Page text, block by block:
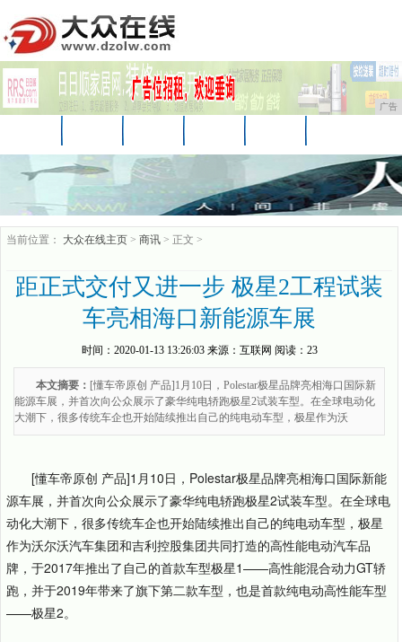
广告
企业 游戏
当前位置： 大众在线主页 > 商讯 > 正文 >
距正式交付又进一步 极星2工程试装
车亮相海口新能源车展
时间： 2020-01-13 13:26:03来源： 互联网 阅读：23
本文摘要： [懂车帝原创 产品]1月10日，Polestar极星品牌亮相海口国际新
能源车展，并首次向公众展示了豪华纯电轿跑极星2试装车型。在全球电动化
大潮下，很多传统车企也开始陆续推出自己的纯电动车型，极星作为沃
[懂车帝原创 产品]1月10日，Polestar极星品牌亮相海口国际新能
源车展，并首次向公众展示了豪华纯电轿跑极星2试装车型。在全球电
动化大潮下，很多传统车企也开始陆续推出自己的纯电动车型，极星
作为沃尔沃汽车集团和吉利控股集团共同打造的高性能电动汽车品
牌，于2017年推出了自己的首款车型极星1——高性能混合动力GT轿
跑，并于2019年带来了旗下第二款车型，也是首款纯电动高性能车型
——极星2。